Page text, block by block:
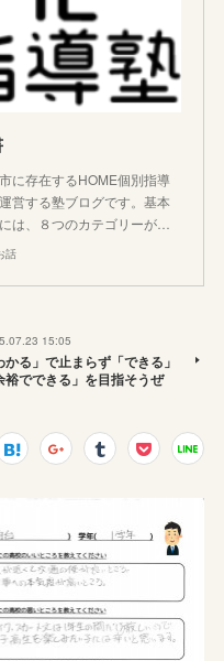
に存在するHOME個別指導
営する塾ブログです。基本
は、８つのカテゴリーが…
話
15:05
かる」で止まらず「できる」
裕でできる」を目指そうぜ